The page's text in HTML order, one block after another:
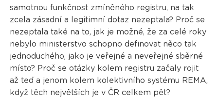
samotnou funkčnost zmíněného registru, na tak
zcela zásadní a legitimní dotaz nezeptala? Proč se
nezeptala také na to, jak je možné, že za celé roky
nebylo ministerstvo schopno definovat něco tak
jednoduchého, jako je veřejné a neveřejné sběrné
místo? Proč se otázky kolem registru začaly rojit
až teď a jenom kolem kolektivního systému REMA,
když těch největších je v ČR celkem pět?